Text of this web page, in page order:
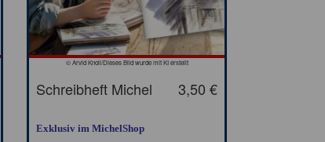
© Arvid Knoll/Dieses Bild wurde mit KI erstellt
3,50 €
Schreibheft Michel
Exklusiv im MichelShop